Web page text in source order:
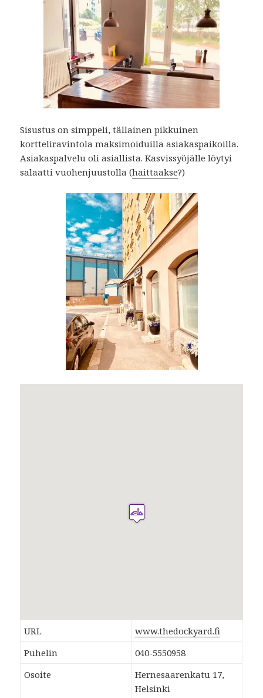
Sisustus on simppeli, tällainen pikkuinen
kortteliravintola maksimoiduilla asiakaspaikoilla.
Asiakaspalvelu oli asiallista. Kasvissyöjälle löytyi
salaatti vuohenjuustolla (haittaakse?)
URL
www.thedockyard.fi
Puhelin
040-5550958
Osoite
Hernesaarenkatu 17,
Helsinki